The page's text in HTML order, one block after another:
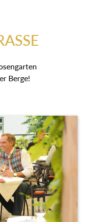
Berge!